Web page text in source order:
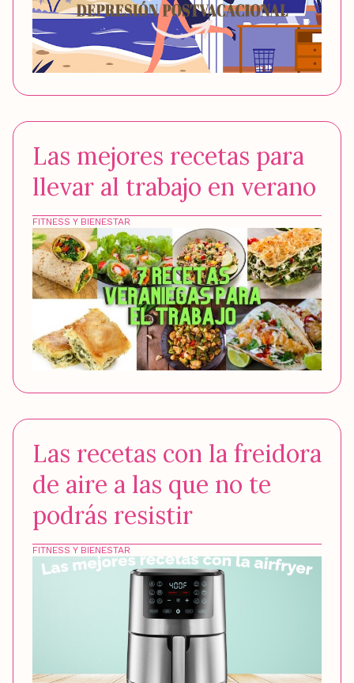
FITNESS Y BIENESTAR
Las mejores recetas para
llevar al trabajo en verano
FITNESS Y BIENESTAR
Las recetas con la freidora
de aire a las que no te
podrás resistir